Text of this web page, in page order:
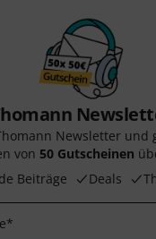
Newsletter und
von 50 Gutscheinen
Beiträge
Deals
*